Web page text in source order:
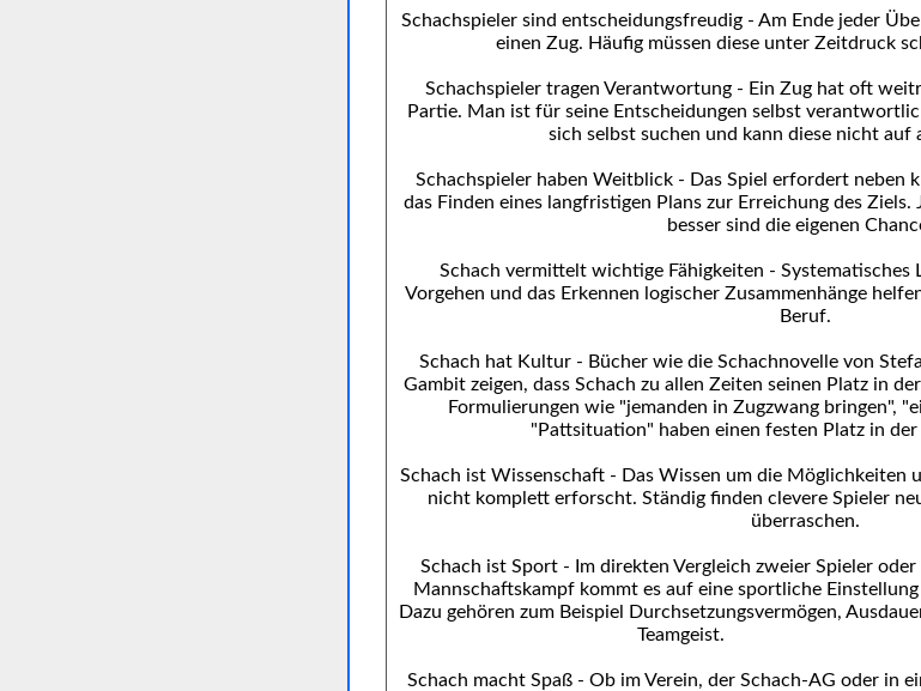
Schachspieler sind entscheidungsfreudig - Am Ende jeder
einen Zug. Häufig müssen diese unter Zeitdruck
Schachspieler tragen Verantwortung - Ein Zug hat oft
Partie. Man ist für seine Entscheidungen selbst
sich selbst suchen und kann diese nicht auf
Schachspieler haben Weitblick - Das Spiel erfordert neben
das Finden eines langfristigen Plans zur Erreichung des
besser sind die eigenen
Schach vermittelt wichtige Fähigkeiten - Systematisches
Vorgehen und das Erkennen logischer Zusammenhänge
Beruf.
Schach hat Kultur - Bücher wie die Schachnovelle von
Gambit zeigen, dass Schach zu allen Zeiten seinen Platz in
Formulierungen wie "jemanden in Zugzwang bringen",
"Pattsituation" haben einen festen Platz in der
Schach ist Wissenschaft - Das Wissen um die Möglichkeiten
nicht komplett erforscht. Ständig finden clevere Spieler
überraschen.
Schach ist Sport - Im direkten Vergleich zweier Spieler oder
Mannschaftskampf kommt es auf eine sportliche Einstellung
Dazu gehören zum Beispiel Durchsetzungsvermögen,
Teamgeist.
Schach macht Spaß - Ob im Verein, der Schach-AG oder in